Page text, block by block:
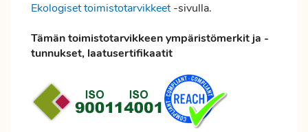
Ekologiset toimistotarvikkeet-sivulla.
Tämän toimistotarvikkeen ympäristömerkit ja -
tunnukset, laatusertifikaatit